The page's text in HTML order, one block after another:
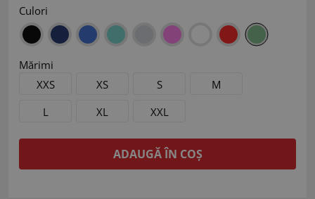
Culori
Mărimi
XXS
XS S
M
L
XL XXL
ADAUGĂ ÎN COȘ